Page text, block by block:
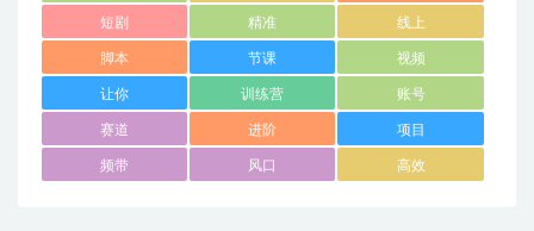
短剧 精准 线上
脚本 节课 视频
让你 训练营 账号
赛道 进阶 项目
频带 风口 高效